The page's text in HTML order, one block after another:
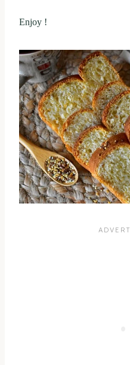
Enjoy !